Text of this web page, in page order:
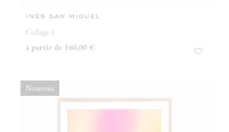
inés san miguel
Collage 1
à partir de 160,00 €
Nouveau